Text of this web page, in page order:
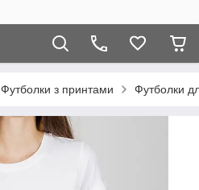
Футболки з принтами Футболки